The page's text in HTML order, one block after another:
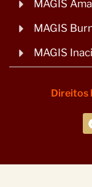
MAGIS
MAGIS
MAGIS
Direitos